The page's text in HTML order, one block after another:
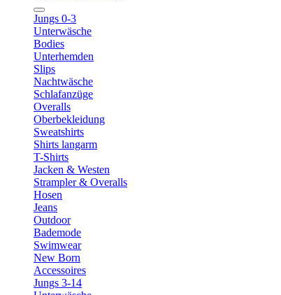
Jungs 0-3
Unterwäsche
Bodies
Unterhemden
Slips
Nachtwäsche
Schlafanzüge
Overalls
Oberbekleidung
Sweatshirts
Shirts langarm
T-Shirts
Jacken & Westen
Strampler & Overalls
Hosen
Jeans
Outdoor
Bademode
Swimwear
New Born
Accessoires
Jungs 3-14